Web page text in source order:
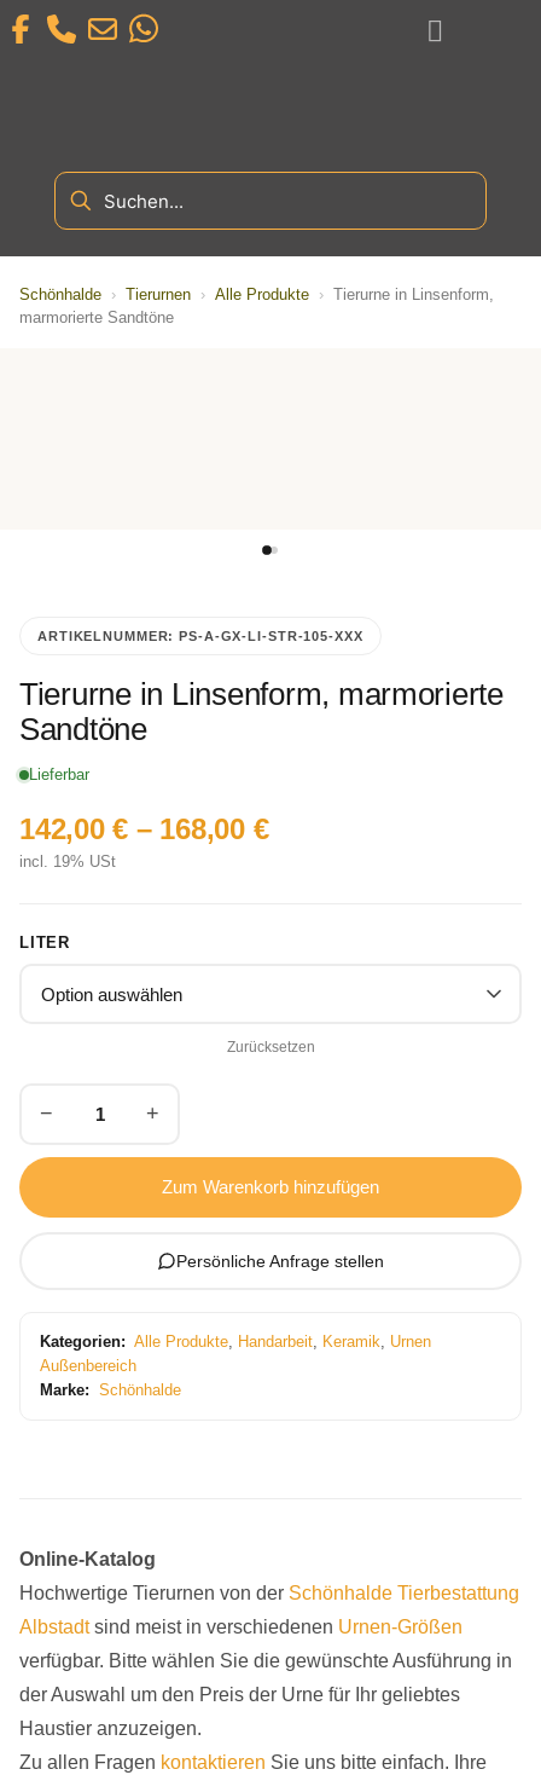
Schönhalde › Tierurnen › Alle Produkte › Tierurne in Linsenform,
marmorierte Sandtöne
ARTIKELNUMMER: PS-A-GX-LI-STR-105-XXX
Tierurne in Linsenform, marmorierte
Sandtöne
Lieferbar
142,00€ – 168,00 €
incl. 19% USt
LITER
Zurücksetzen
− +
Zum Warenkorb hinzufügen
Persönliche Anfrage stellen
Kategorien: Alle Produkte, Handarbeit, Keramik, Urnen
Außenbereich
Marke: Schönhalde
Online-Katalog
Hochwertige Tierurnen von der Schönhalde Tierbestattung
Albstadtsind meist in verschiedenen Urnen-Größen
verfügbar. Bitte wählen Sie die gewünschte Ausführung in
der Auswahl um den Preis der Urne für Ihr geliebtes
Haustier anzuzeigen.
Zu allen Fragen kontaktieren Sie uns bitte einfach. Ihre